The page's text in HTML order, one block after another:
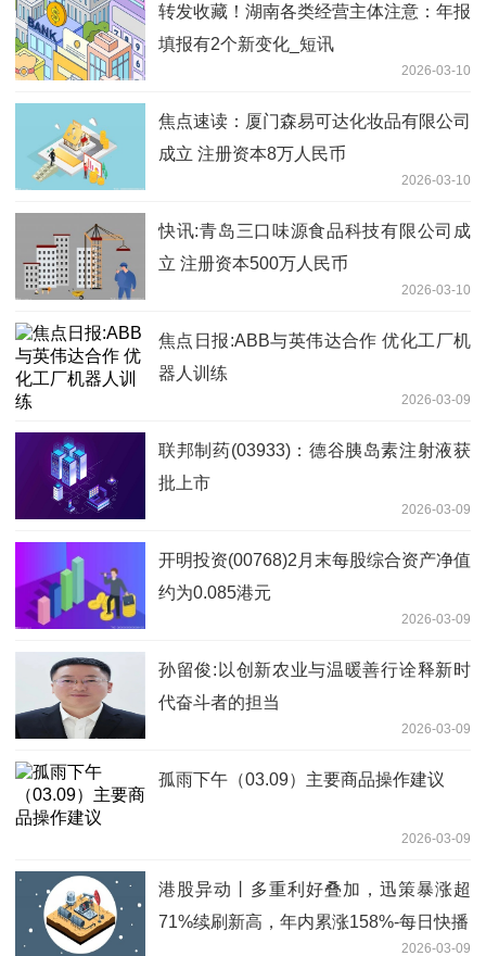
转发收藏！湖南各类经营主体注意：年报
填报有2个新变化_短讯
2026-03-10
焦点速读：厦门森易可达化妆品有限公司
成立 注册资本8万人民币
2026-03-10
快讯:青岛三口味源食品科技有限公司成
立 注册资本500万人民币
2026-03-10
焦点日报:ABB与英伟达合作 优化工厂机
器人训练
2026-03-09
联邦制药(03933)：德谷胰岛素注射液获
批上市
2026-03-09
开明投资(00768)2月末每股综合资产净值
约为0.085港元
2026-03-09
孙留俊:以创新农业与温暖善行诠释新时
代奋斗者的担当
2026-03-09
孤雨下午（03.09）主要商品操作建议
2026-03-09
港股异动丨多重利好叠加，迅策暴涨超
71%续刷新高，年内累涨158%-每日快播
2026-03-09